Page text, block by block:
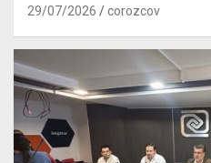
29/07/2026 corozcov